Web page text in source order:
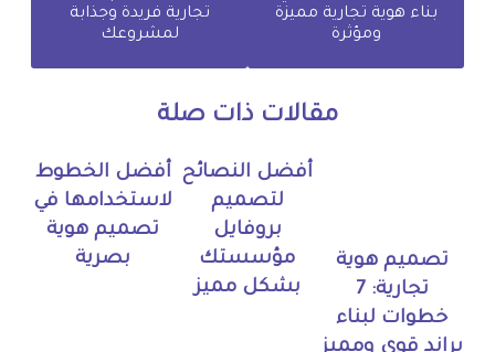
بناء هوية تجارية مميزة
ومؤثرة
تجارية فريدة وجذابة
لمشروعك
مقالات ذات صلة
تصميم هوية
تجارية: 7
خطوات لبناء
براند قوي ومميز
أفضل النصائح
لتصميم
بروفايل
مؤسستك
بشكل مميز
أفضل الخطوط
لاستخدامها في
تصميم هوية
بصرية